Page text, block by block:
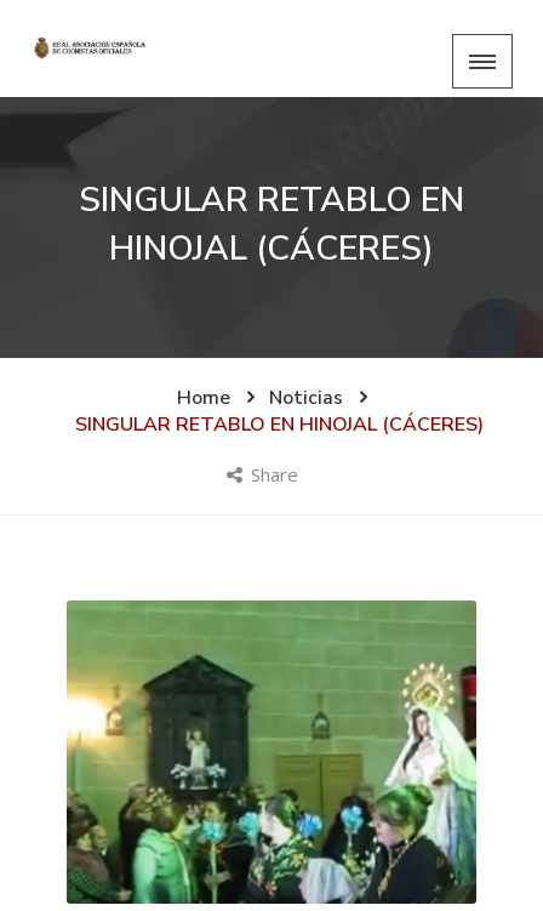
SINGULAR RETABLO EN
HINOJAL (CÁCERES)
Home
Noticias
SINGULAR RETABLO EN HINOJAL (CÁCERES)
Share